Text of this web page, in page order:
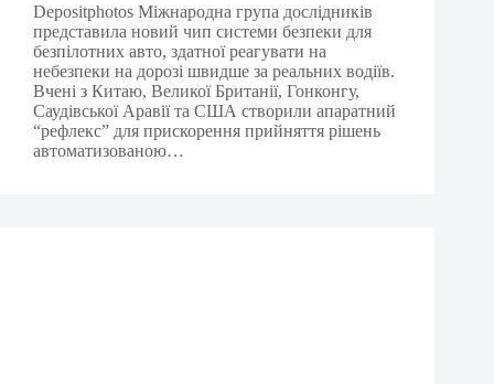
Depositphotos Міжнародна група дослідників
представила новий чип системи безпеки для
безпілотних авто, здатної реагувати на
небезпеки на дорозі швидше за реальних водіїв.
Вчені з Китаю, Великої Британії, Гонконгу,
Саудівської Аравії та США створили апаратний
“рефлекс” для прискорення прийняття рішень
автоматизованою…